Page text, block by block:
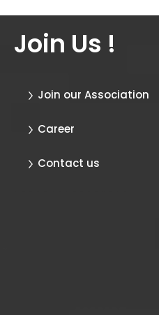
Join Us !
Join our Association
Career
Contact us